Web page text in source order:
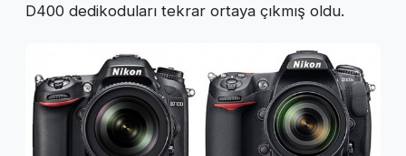
D400 dedikoduları tekrar ortaya çıkmış oldu.